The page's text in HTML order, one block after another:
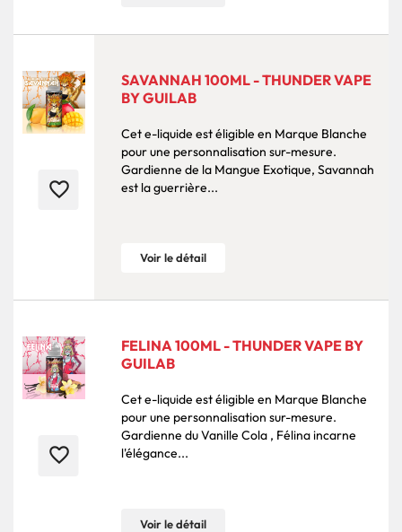
favorite_border
SAVANNAH 100ML - THUNDER VAPE
BY GUILAB
Cet e-liquide est éligible en Marque Blanche
pour une personnalisation sur-mesure.
Gardienne de la Mangue Exotique, Savannah
est la guerrière...
Voir le détail
favorite_border
FELINA 100ML - THUNDER VAPE BY
GUILAB
Cet e-liquide est éligible en Marque Blanche
pour une personnalisation sur-mesure.
Gardienne du Vanille Cola , Félina incarne
l'élégance...
Voir le détail